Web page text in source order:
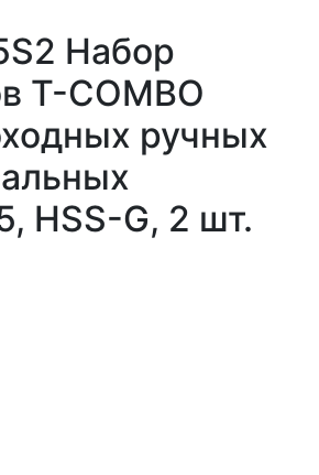
Набор
T-COMBO
ручных
HSS-G, 2 шт.